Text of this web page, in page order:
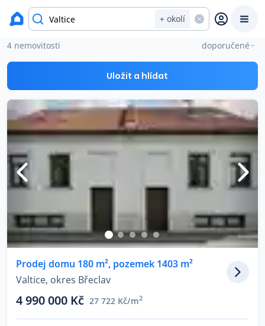
+ okolí
Prodej s Reas.cz
Chytrý odhad ceny
Ceny prodaných nemovitostí
Přehled realitních makléřů
Co říkají naši zákazníci
okres Břeclav
Domy na prodej Valtice
4 nemovitosti doporučené
Uložit a hlídat
Prodej domu 180 m², pozemek 1403 m²
Valtice, okres Břeclav
4 990 000 Kč 27 722 Kč/m2